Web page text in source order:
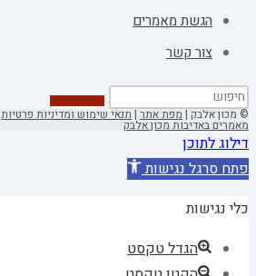
הגשת מאמרים
צור קשר
© מכון אלבק |מפת אתר|תנאי שימוש ומדיניות פרטיות
מאמרים באדיבות מכון אלבק
דילוג לתוכן
פתח סרגל נגישות
כלי נגישות
הגדל טקסט